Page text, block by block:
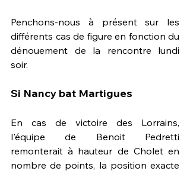
Penchons-nous à présent sur les
différents cas de figure en fonction du
dénouement de la rencontre lundi
soir.
Si Nancy bat Martigues
En cas de victoire des Lorrains,
l'équipe de Benoit Pedretti
remonterait à hauteur de Cholet en
nombre de points, la position exacte